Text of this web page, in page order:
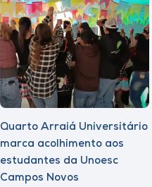
Quarto Arraiá Universitário
marca acolhimento aos
estudantes da Unoesc
Campos Novos